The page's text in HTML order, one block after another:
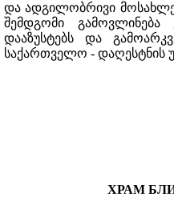
და ადგილობრივი
შემდგომი გამოვლინება
დააზუსტებს და
საქართველო - დაღესტნის
ХРАМ